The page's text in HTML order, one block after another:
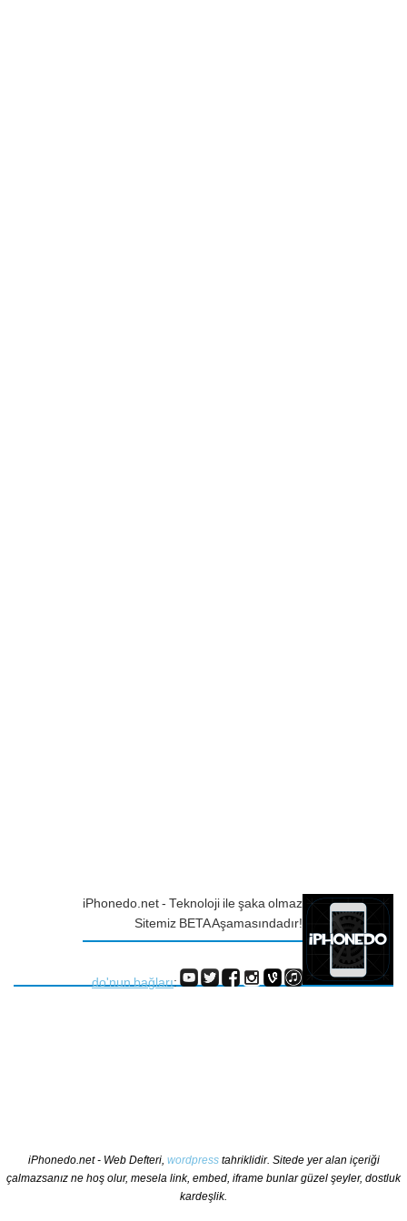
iPhonedo.net - Teknoloji ile şaka olmaz
Sitemiz BETA Aşamasındadır!
do'nun bağları:
iPhonedo.net - Web Defteri, wordpresstahriklidir. Sitede yer alan içeriği
çalmazsanız ne hoş olur, mesela link, embed, iframe bunlar güzel şeyler, dostluk
kardeşlik.